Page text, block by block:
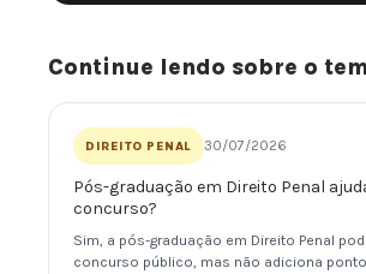
Continue lendo sobre o
DIREITO PENAL 30/07/2026
Pós-graduação em Direito Penal
concurso?
Sim, a pós-graduação em Direito Penal
concurso público, mas não adiciona